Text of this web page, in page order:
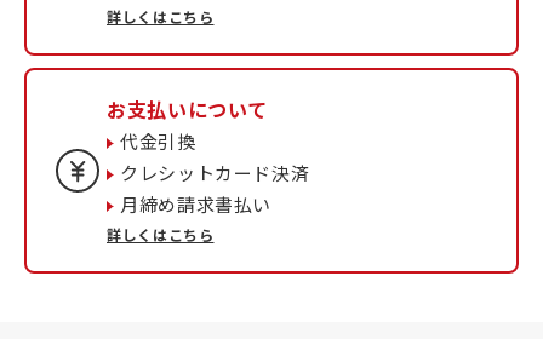
詳しくはこちら
お支払いについて
代金引換
クレシットカード決済
月締め請求書払い
詳しくはこちら